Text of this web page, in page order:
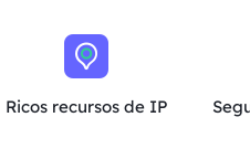
Ricos recursos de IP